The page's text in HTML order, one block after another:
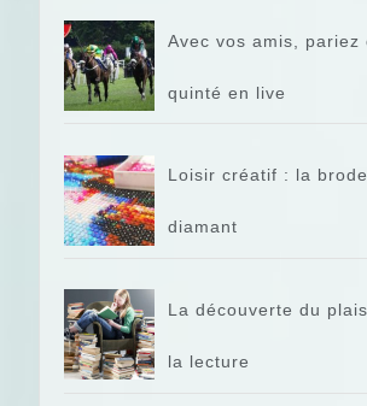
Avec vos amis, pariez
quinté en live
Loisir créatif : la
diamant
La découverte du
la lecture